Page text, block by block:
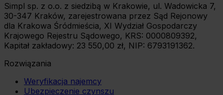
Simpl sp. z o.o. z siedzibą w Krakowie, ul. Wadowicka 7,
30-347 Kraków, zarejestrowana przez Sąd Rejonowy
dla Krakowa Śródmieścia, XI Wydział Gospodarczy
Krajowego Rejestru Sądowego, KRS: 0000809392,
Kapitał zakładowy: 23 550,00 zł, NIP: 6793191362.
Rozwiązania
Weryfikacja najemcy
Ubezpieczenie czynszu